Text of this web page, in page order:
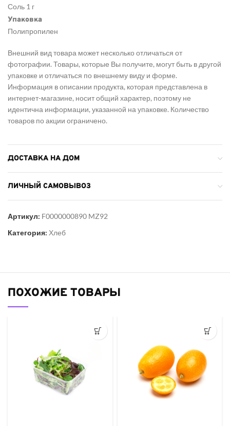
Соль 1 г
Упаковка
Полипропилен
Внешний вид товара может несколько отличаться от
фотографии. Товары, которые Вы получите, могут быть в другой
упаковке и отличаться по внешнему виду и форме.
Информация в описании продукта, которая представлена в
интернет-магазине, носит общий характер, поэтому не
идентична информации, указанной на упаковке. Количество
товаров по акции ограничено.
ДОСТАВКА НА ДОМ
ЛИЧНЫЙ САМОВЫВОЗ
Артикул: F0000000890 MZ92
Категория: Хлеб
ПОХОЖИЕ ТОВАРЫ